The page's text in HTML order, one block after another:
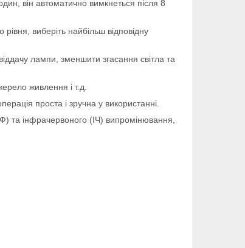
він автоматично вимкнеться після 8
виберіть найбільш відповідну
лампи, зменшити згасання світла та
живлення і т.д.
проста і зручна у використанні.
та інфрачервоного (ІЧ) випромінювання,